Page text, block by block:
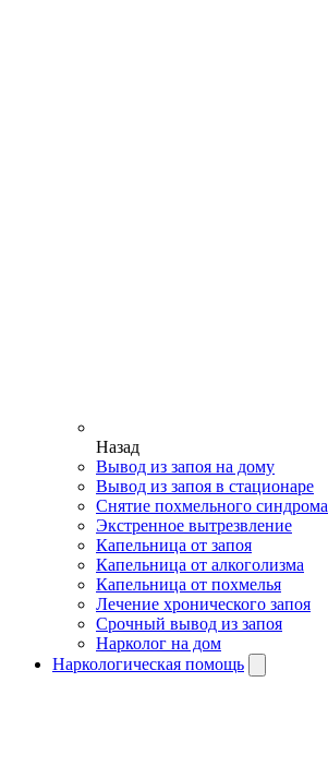
Назад
Вывод из запоя на дому
Вывод из запоя в стационаре
Снятие похмельного синдрома
Экстренное вытрезвление
Капельница от запоя
Капельница от алкоголизма
Капельница от похмелья
Лечение хронического запоя
Срочный вывод из запоя
Нарколог на дом
Наркологическая помощь